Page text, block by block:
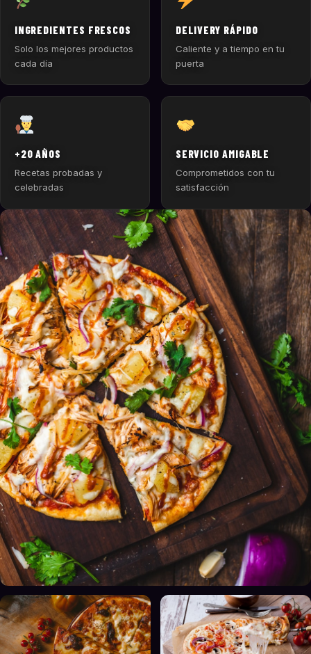
INGREDIENTES FRESCOS
Solo los mejores productos
cada día
DELIVERY RÁPIDO
Caliente y a tiempo en tu
puerta
+20 AÑOS
Recetas probadas y
celebradas
SERVICIO AMIGABLE
Comprometidos con tu
satisfacción